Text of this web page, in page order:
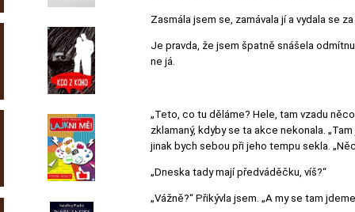
Zasmála jsem se, zamávala jí a vydala se
Je pravda, že jsem špatně snášela
ne já.
„Teto, co tu děláme? Hele, tam vzadu
zklamaný, kdyby se ta akce nekonala.
jinak bych sebou při jeho tempu sekla.
„Dneska tady mají předváděčku, víš?“
„Vážně?“ Přikývla jsem. „A my se tam